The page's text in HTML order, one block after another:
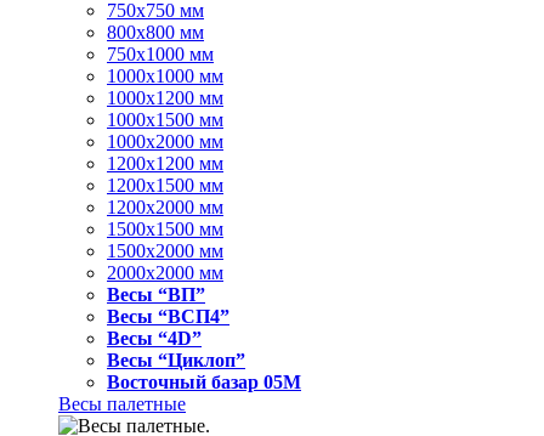
750x750 мм
800x800 мм
750x1000 мм
1000x1000 мм
1000x1200 мм
1000x1500 мм
1000x2000 мм
1200x1200 мм
1200x1500 мм
1200x2000 мм
1500x1500 мм
1500x2000 мм
2000x2000 мм
Весы “ВП”
Весы “ВСП4”
Весы “4D”
Весы “Циклоп”
Восточный базар 05M
Весы палетные